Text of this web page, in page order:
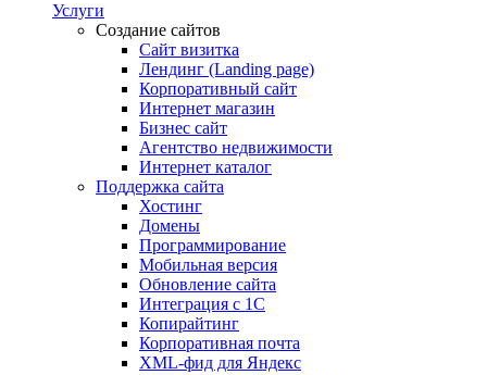
Услуги
Создание сайтов
Сайт визитка
Лендинг (Landing page)
Корпоративный сайт
Интернет магазин
Бизнес сайт
Агентство недвижимости
Интернет каталог
Поддержка сайта
Хостинг
Домены
Программирование
Мобильная версия
Обновление сайта
Интеграция с 1С
Копирайтинг
Корпоративная почта
XML-фид для Яндекс